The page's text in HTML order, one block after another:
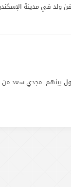
في مدينة
بينهم. مجدي سعد من